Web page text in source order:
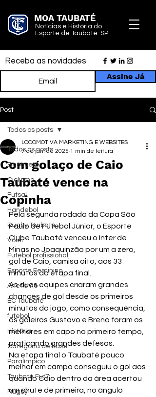
MOA TAUBATÉ
Notícias e História do
Esporte de Taubaté-SP
Receba as novidades
Assine Já
Post
Todos os posts
Basquete
Ciclismo
Futsal
Handebol
Rugby Taubaté
Vôlei
Futebol profissional
Esporte Feminino
Atletismo
EC Taubaté
futebol
História
Categoria de base
Paralímpico
Taubaté Fut7
Rugby
Todos os posts
Com golaço de Caio
Taubaté vence na
Copinha
LOCOMOTIVA MARKETING E WEBSITES
7 de jan. de 2025 1 min de leitura
Pela segunda rodada da Copa São
Paulo de Futebol Júnior, o Esporte
Clube Taubaté venceu o Inter de
Minas no Joaquinzão por um a zero,
gol de Caio, camisa oito, aos 33
minutos da etapa final.
As duas equipes criaram grandes
chances de gol desde os primeiros
minutos do jogo, como consequência,
os goleiros Gustavo e Breno foram os
melhores em capo no primeiro tempo,
praticando grandes defesas.
Na etapa final o Taubaté pouco
melhor em campo conseguiu o gol aos
quando Caio dentro da área acertou
um chute de primeira, no ângulo